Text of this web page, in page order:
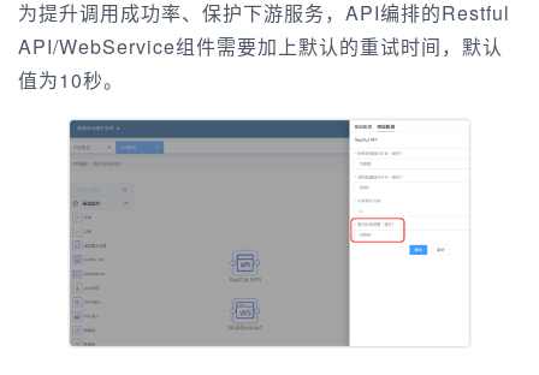
为提升调用成功率、保护下游服务，API编排的Restful
API/WebService组件需要加上默认的重试时间，默认
值为10秒。